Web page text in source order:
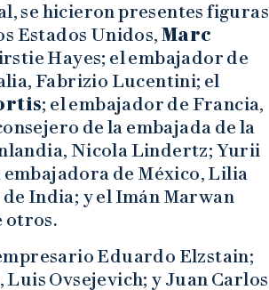
se hicieron presentes figuras
Estados Unidos,Marc
Hayes; el embajador de
Fabrizio Lucentini; el
; el embajador de Francia,
de la embajada de la
Nicola Lindertz; Yurii
de México, Lilia
India; y el Imán Marwan
otros.
Eduardo Elzstain;
Ovsejevich; y Juan Carlos